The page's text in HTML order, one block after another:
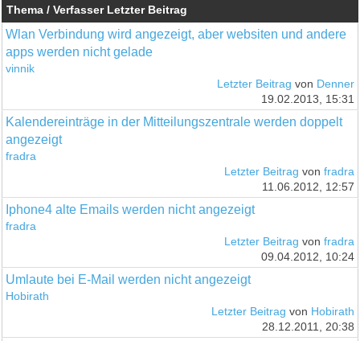
Thema / Verfasser Letzter Beitrag
Wlan Verbindung wird angezeigt, aber websiten und andere
apps werden nicht gelade
vinnik
Letzter Beitrag von Denner
19.02.2013, 15:31
Kalendereinträge in der Mitteilungszentrale werden doppelt
angezeigt
fradra
Letzter Beitrag von fradra
11.06.2012, 12:57
Iphone4 alte Emails werden nicht angezeigt
fradra
Letzter Beitrag von fradra
09.04.2012, 10:24
Umlaute bei E-Mail werden nicht angezeigt
Hobirath
Letzter Beitrag von Hobirath
28.12.2011, 20:38